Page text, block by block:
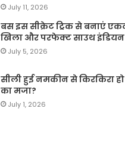
July 11, 2026
बस इस सीक्रेट ट्रिक से बनाएं
खिला और परफेक्ट साउथ इंडियन
July 5, 2026
सीली हुई नमकीन से किरकिरा हो
का मजा?
July 1, 2026